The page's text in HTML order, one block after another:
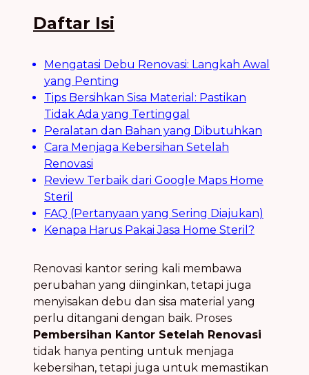
Daftar Isi
Mengatasi Debu Renovasi: Langkah Awal
yang Penting
Tips Bersihkan Sisa Material: Pastikan
Tidak Ada yang Tertinggal
Peralatan dan Bahan yang Dibutuhkan
Cara Menjaga Kebersihan Setelah
Renovasi
Review Terbaik dari Google Maps Home
Steril
FAQ (Pertanyaan yang Sering Diajukan)
Kenapa Harus Pakai Jasa Home Steril?
Renovasi kantor sering kali membawa
perubahan yang diinginkan, tetapi juga
menyisakan debu dan sisa material yang
perlu ditangani dengan baik. Proses
Pembersihan Kantor Setelah Renovasi
tidak hanya penting untuk menjaga
kebersihan, tetapi juga untuk memastikan